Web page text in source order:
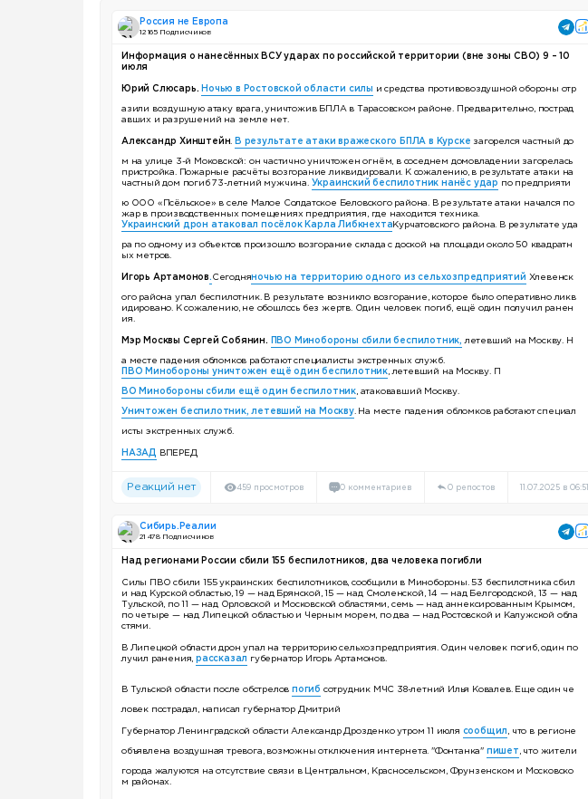
Россия не Европа
12 165 Подписчиков
Информация о нанесённых ВСУ ударах по российской территории (вне зоны СВО) 9 – 10
июля
Юрий Слюсарь. Ночью в Ростовской области силы и средства противовоздушной обороны отр
азили воздушную атаку врага, уничтожив БПЛА в Тарасовском районе. Предварительно, пострад
авших и разрушений на земле нет.
Александр Хинштейн. В результате атаки вражеского БПЛА в Курске загорелся частный до
м на улице 3-й Моковской: он частично уничтожен огнём, в соседнем домовладении загорелась
пристройка. Пожарные расчёты возгорание ликвидировали. К сожалению, в результате атаки на
частный дом погиб 73-летний мужчина. Украинский беспилотник нанёс удар по предприяти
ю ООО «Псёльское» в селе Малое Солдатское Беловского района. В результате атаки начался по
жар в производственных помещениях предприятия, где находится техника.
Украинский дрон атаковал посёлок Карла Либкнехта Курчатовского района. В результате уда
ра по одному из объектов произошло возгорание склада с доской на площади около 50 квадратн
ых метров.
Игорь Артамонов. Сегодня ночью на территорию одного из сельхозпредприятий Хлевенск
ого района упал беспилотник. В результате возникло возгорание, которое было оперативно ликв
идировано. К сожалению, не обошлось без жертв. Один человек погиб, ещё один получил ранен
ия.
Мэр Москвы Сергей Собянин. ПВО Минобороны сбили беспилотник, летевший на Москву. Н
а месте падения обломков работают специалисты экстренных служб.
ПВО Минобороны уничтожен ещё один беспилотник, летевший на Москву. П
ВО Минобороны сбили ещё один беспилотник, атаковавший Москву.
Уничтожен беспилотник, летевший на Москву. На месте падения обломков работают специал
исты экстренных служб.
НАЗАД ВПЕРЕД
Реакций нет 459 просмотров 0 комментариев 0 репостов 11.07.2025 в 06:51
Сибирь.Реалии
21 478 Подписчиков
Над регионами России сбили 155 беспилотников, два человека погибли
Силы ПВО сбили 155 украинских беспилотников, сообщили в Минобороны. 53 беспилотника сбил
и над Курской областью, 19 — над Брянской, 15 — над Смоленской, 14 — над Белгородской, 13 — над
Тульской, по 11 — над Орловской и Московской областями, семь — над аннексированным Крымом,
по четыре — над Липецкой областью и Черным морем, по два — над Ростовской и Калужской обла
стями.
В Липецкой области дрон упал на территорию сельхозпредприятия. Один человек погиб, один по
лучил ранения, рассказал губернатор Игорь Артамонов.
В Тульской области после обстрелов погиб сотрудник МЧС 38-летний Илья Ковалев. Еще один че
ловек пострадал, написал губернатор Дмитрий
Губернатор Ленинградской области Александр Дрозденко утром 11 июля сообщил , что в регионе
объявлена воздушная тревога, возможны отключения интернета. "Фонтанка" пишет , что жители
города жалуются на отсутствие связи в Центральном, Красносельском, Фрунзенском и Московско
м районах.